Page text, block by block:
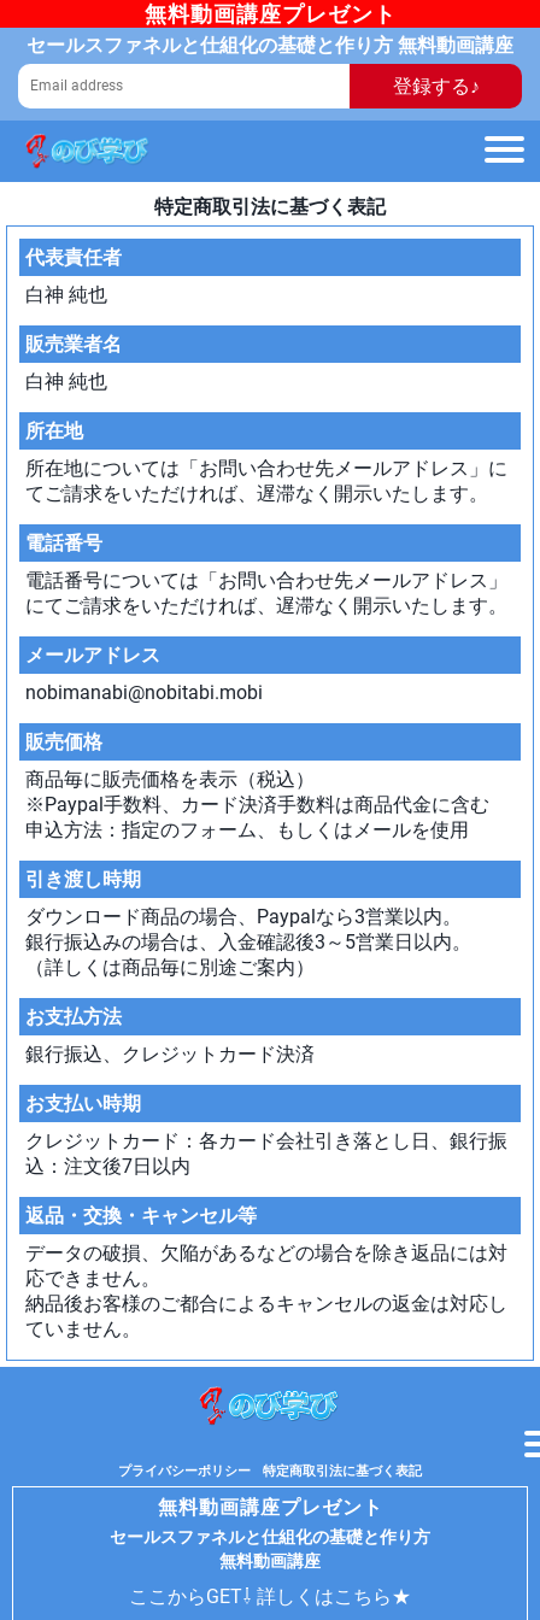
無料動画講座プレゼント
セールスファネルと仕組化の基礎と作り方 無料動画講座
登録する♪
特定商取引法に基づく表記
代表責任者
白神 純也
販売業者名
白神 純也
所在地
所在地については「お問い合わせ先メールアドレス」に
てご請求をいただければ、遅滞なく開示いたします。
電話番号
電話番号については「お問い合わせ先メールアドレス」
にてご請求をいただければ、遅滞なく開示いたします。
メールアドレス
nobimanabi@nobitabi.mobi
販売価格
商品毎に販売価格を表示（税込）
※Paypal手数料、カード決済手数料は商品代金に含む
申込方法：指定のフォーム、もしくはメールを使用
引き渡し時期
ダウンロード商品の場合、Paypalなら3営業以内。
銀行振込みの場合は、入金確認後3～5営業日以内。
（詳しくは商品毎に別途ご案内）
お支払方法
銀行振込、クレジットカード決済
お支払い時期
クレジットカード：各カード会社引き落とし日、銀行振
込：注文後7日以内
返品・交換・キャンセル等
データの破損、欠陥があるなどの場合を除き返品には対
応できません。
納品後お客様のご都合によるキャンセルの返金は対応し
ていません。
プライバシーポリシー 特定商取引法に基づく表記
無料動画講座プレゼント
セールスファネルと仕組化の基礎と作り方
無料動画講座
ここからGET⇩ 詳しくはこちら★